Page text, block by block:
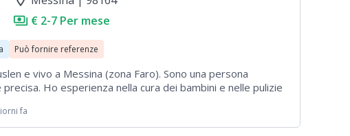
payments € 2-7 Per mese
Può fornire referenze
e vivo a Messina (zona Faro). Sono una persona
Ho esperienza nella cura dei bambini e nelle pulizie
Sono responsabile, attenta e disponibile.
fa